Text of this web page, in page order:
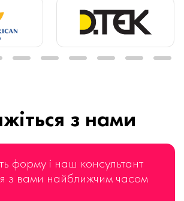
з нами
форму і наш консультант
з вами найближчим часом